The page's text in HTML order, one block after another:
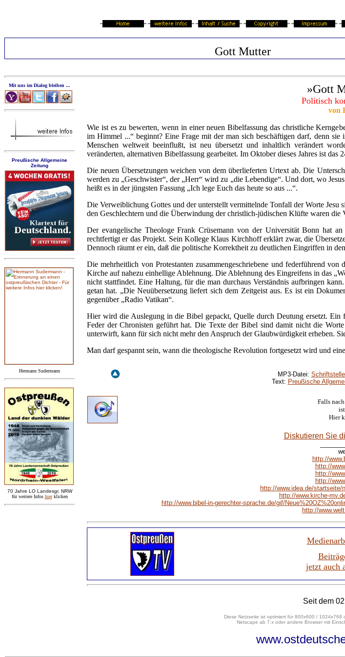
Gott Mutter
Mit uns im Dialog bleiben ...
Preußische Allgemeine
Zeitung
Hermann Sudermann
70 Jahre LO Landesgr. NRW
für weitere Infos hier klicken
»Gott
Politisch
von
Wie ist es zu bewerten, wenn in einer neuen Bibelfassung das christliche
im Himmel ...“ beginnt? Eine Frage mit der man sich beschäftigen darf, denn
Menschen weltweit beeinflußt, ist neu übersetzt und inhaltlich verändert
veränderten, alternativen Bibelfassung gearbeitet. Im Oktober dieses Jahres ist das
Die neuen Übersetzungen weichen von dem überlieferten Urtext ab. Die
werden zu „Geschwister“, der „Herr“ wird zu „die Lebendige“. Und dort, wo
heißt es in der jüngsten Fassung „Ich lege Euch das heute so aus ...“.
Die Verweiblichung Gottes und der unterstellt vermittelnde Tonfall der Worte
den Geschlechtern und die Überwindung der christlich-jüdischen Klüfte waren die
Der evangelische Theologe Frank Crüsemann von der Universität Bonn hat
rechtfertigt er das Projekt. Sein Kollege Klaus Kirchhoff erklärt zwar, die
Dennoch räumt er ein, daß die politische Korrektheit zu deutlichen Eingriffen in
Die mehrheitlich von Protestanten zusammengeschriebene und federführend
Kirche auf nahezu einhellige Ablehnung. Die Ablehnung des Eingreifens in das
nicht stattfindet. Eine Haltung, für die man durchaus Verständnis aufbringen
getan hat. „Die Neuübersetzung liefert sich dem Zeitgeist aus. Es ist ein
gegenüber „Radio Vatikan“.
Hier wird die Auslegung in die Bibel gepackt, Quelle durch Deutung ersetzt. Ein
Feder der Chronisten geführt hat. Die Texte der Bibel sind damit nicht die
unterwirft, kann für sich nicht mehr den Anspruch der Glaubwürdigkeit erheben.
Man darf gespannt sein, wann die theologische Revolution fortgesetzt wird und
MP3-Datei:
Text: Preußische
Falls
Hier
Diskutieren Sie
http://
http://
http://
http://
http://www.idea.de/
http://www.kirche-
http://www.bibel-in-gerechter-sprache.de/gif/
http://
jetzt auch
Seit dem
Diese Netzseite ist optimiert für 800x600 /
Netscape ab 7.x oder andere Browser mit